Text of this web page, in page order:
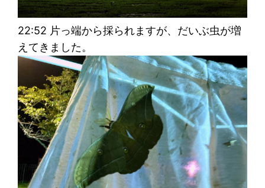
22:52 片っ端から採られますが、だいぶ虫が増
えてきました。